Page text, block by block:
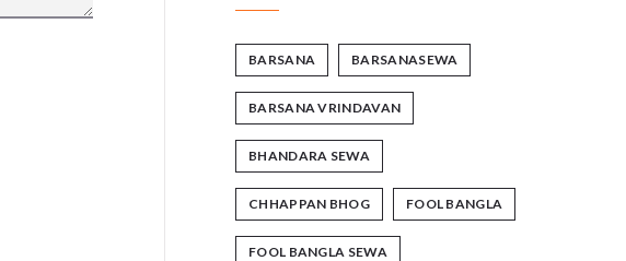
BARSANA BARSANASEWA
BARSANA VRINDAVAN
BHANDARA SEWA
CHHAPPAN BHOG FOOL BANGLA
FOOL BANGLA SEWA